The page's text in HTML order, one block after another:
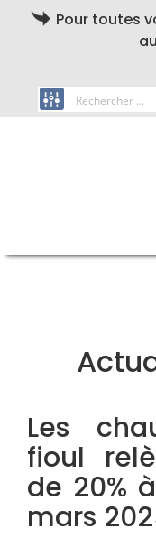
Pour toutes
au
Les
fioul
de 20%
mars